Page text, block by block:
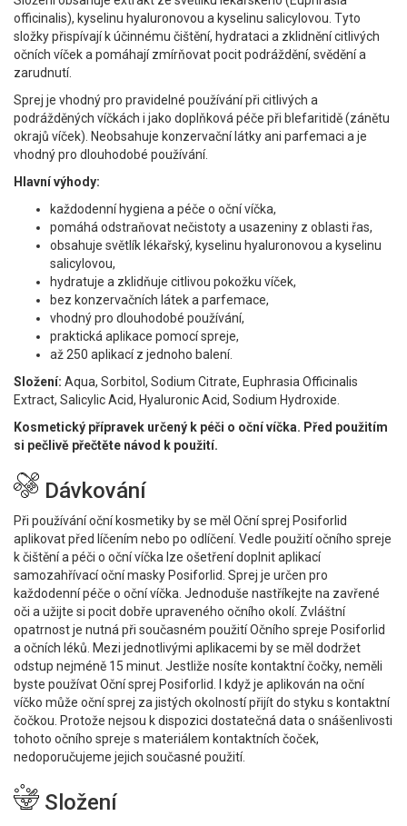
officinalis), kyselinu hyaluronovou a kyselinu salicylovou. Tyto
složky přispívají k účinnému čištění, hydrataci a zklidnění citlivých
očních víček a pomáhají zmírňovat pocit podráždění, svědění a
zarudnutí.
Sprej je vhodný pro pravidelné používání při citlivých a
podrážděných víčkách i jako doplňková péče při blefaritidě (zánětu
okrajů víček). Neobsahuje konzervační látky ani parfemaci a je
vhodný pro dlouhodobé používání.
Hlavní výhody:
každodenní hygiena a péče o oční víčka,
pomáhá odstraňovat nečistoty a usazeniny z oblasti řas,
obsahuje světlík lékařský, kyselinu hyaluronovou a kyselinu
salicylovou,
hydratuje a zklidňuje citlivou pokožku víček,
bez konzervačních látek a parfemace,
vhodný pro dlouhodobé používání,
praktická aplikace pomocí spreje,
až 250 aplikací z jednoho balení.
Složení: Aqua, Sorbitol, Sodium Citrate, Euphrasia Officinalis
Extract, Salicylic Acid, Hyaluronic Acid, Sodium Hydroxide.
Kosmetický přípravek určený k péči o oční víčka. Před použitím
si pečlivě přečtěte návod k použití.
Dávkování
Při používání oční kosmetiky by se měl Oční sprej Posiforlid
aplikovat před líčením nebo po odlíčení. Vedle použití očního spreje
k čištění a péči o oční víčka lze ošetření doplnit aplikací
samozahřívací oční masky Posiforlid. Sprej je určen pro
každodenní péče o oční víčka. Jednoduše nastříkejte na zavřené
oči a užijte si pocit dobře upraveného očního okolí. Zvláštní
opatrnost je nutná při současném použití Očního spreje Posiforlid
a očních léků. Mezi jednotlivými aplikacemi by se měl dodržet
odstup nejméně 15 minut. Jestliže nosíte kontaktní čočky, neměli
byste používat Oční sprej Posiforlid. I když je aplikován na oční
víčko může oční sprej za jistých okolností přijít do styku s kontaktní
čočkou. Protože nejsou k dispozici dostatečná data o snášenlivosti
tohoto očního spreje s materiálem kontaktních čoček,
nedoporučujeme jejich současné použití.
Složení